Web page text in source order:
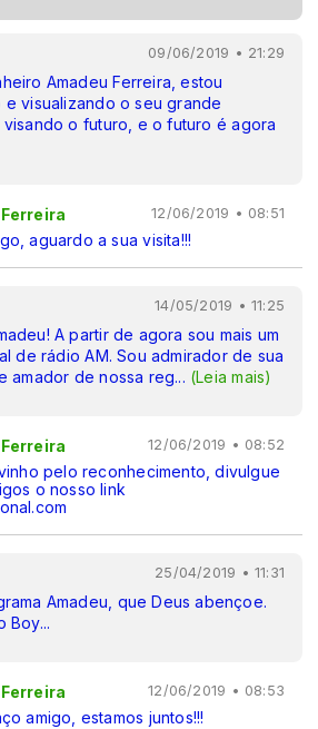
09/06/2019 • 21:29
Amadeu Ferreira, estou
visualizando o seu grande
o futuro, e o futuro é agora
12/06/2019 • 08:51
aguardo a sua visita!!!
14/05/2019 • 11:25
A partir de agora sou mais um
de rádio AM. Sou admirador de sua
amador de nossa reg... (Leia mais)
12/06/2019 • 08:52
pelo reconhecimento, divulgue
o nosso link
25/04/2019 • 11:31
Amadeu, que Deus abençoe.
Boy...
12/06/2019 • 08:53
amigo, estamos juntos!!!